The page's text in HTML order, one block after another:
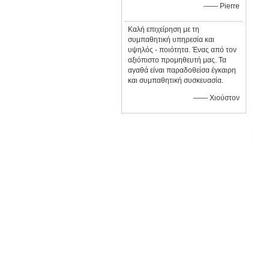
—— Pierre
Καλή επιχείρηση με τη
συμπαθητική υπηρεσία και
υψηλός - ποιότητα. Ένας από τον
αξιόπιστο προμηθευτή μας. Τα
αγαθά είναι παραδοθείσα έγκαιρη
και συμπαθητική συσκευασία.
—— Χιούστον